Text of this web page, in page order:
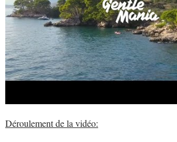
Déroulement de la vidéo: